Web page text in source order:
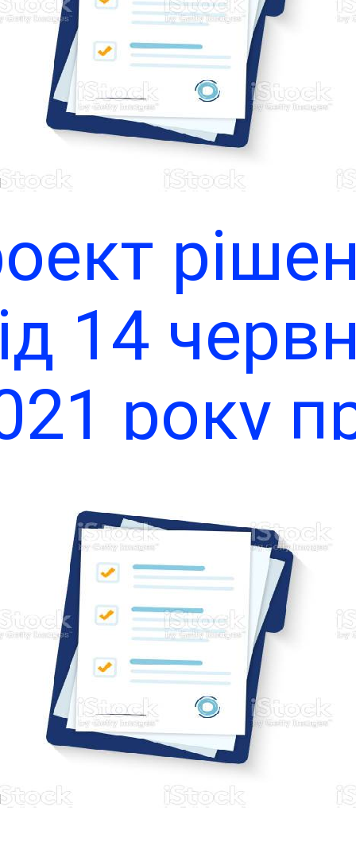
14
року
та
місцевих